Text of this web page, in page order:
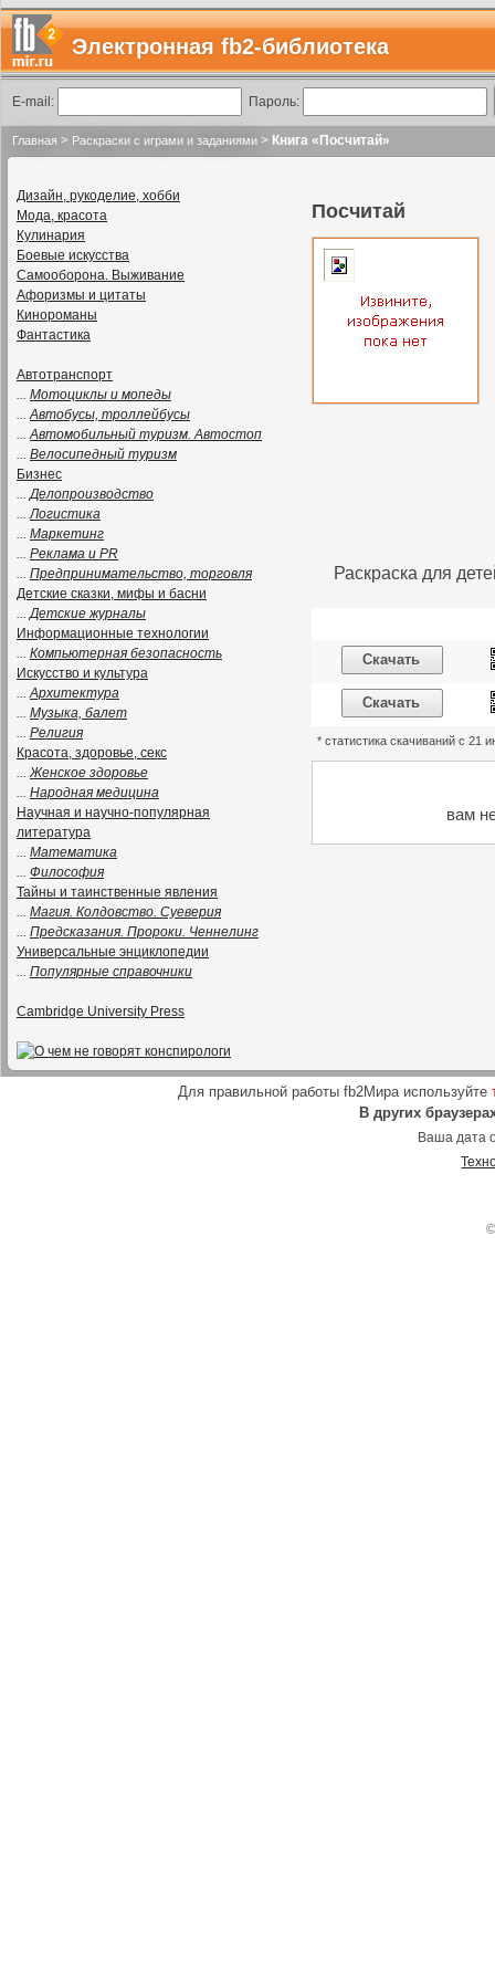
Электронная fb2-библиотека
E-mail: Пароль:
Главная > Раскраски с играми и заданиями > Книга «Посчитай»
Дизайн, рукоделие, хобби
Мода, красота
Кулинария
Боевые искусства
Самооборона. Выживание
Афоризмы и цитаты
Кинороманы
Фантастика
Автотранспорт
... Мотоциклы и мопеды
...Автобусы, троллейбусы
...Автомобильный туризм. Автостоп
... Велосипедный туризм
Бизнес
...Делопроизводство
...Логистика
... Маркетинг
... Реклама и PR
... Предпринимательство, торговля
Детские сказки, мифы и басни
...Детские журналы
Информационные технологии
... Компьютерная безопасность
Искусство и культура
...Архитектура
... Музыка, балет
... Религия
Красота, здоровье, секс
...Женское здоровье
... Народная медицина
Научная и научно-популярная
литература
... Математика
... Философия
Тайны и таинственные явления
... Магия. Колдовство. Суеверия
... Предсказания. Пророки. Ченнелинг
Универсальные энциклопедии
... Популярные справочники
Cambridge University Press
Посчитай
Раскраска для
Скачать
Скачать
* статистика скачиваний с 21
вам
Для правильной работы fb2Мира используйте
В других
Ваша дата